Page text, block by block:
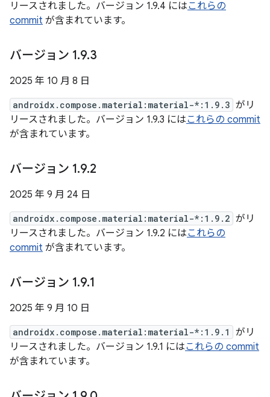
リースされました。バージョン 1.9.4 にはこれらの
commit が含まれています。
バージョン 1.9.3
2025 年 10 月 8 日
androidx.compose.material:material-*:1.9.3 がリ
リースされました。バージョン 1.9.3 にはこれらの commit
が含まれています。
バージョン 1.9.2
2025 年 9 月 24 日
androidx.compose.material:material-*:1.9.2 がリ
リースされました。バージョン 1.9.2 にはこれらの
commit が含まれています。
バージョン 1.9.1
2025 年 9 月 10 日
androidx.compose.material:material-*:1.9.1
がリ
リースされました。バージョン 1.9.1 にはこれらの commit
が含まれています。